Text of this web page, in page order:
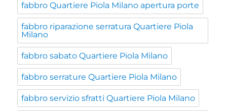
fabbro Quartiere Piola Milano apertura porte
fabbro riparazione serratura Quartiere Piola
Milano
fabbro sabato Quartiere Piola Milano
fabbro serrature Quartiere Piola Milano
fabbro servizio sfratti Quartiere Piola Milano